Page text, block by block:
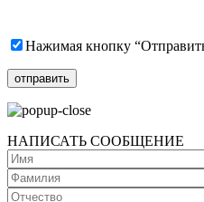
Нажимая кнопку
НАПИСАТЬ СООБЩЕНИЕ